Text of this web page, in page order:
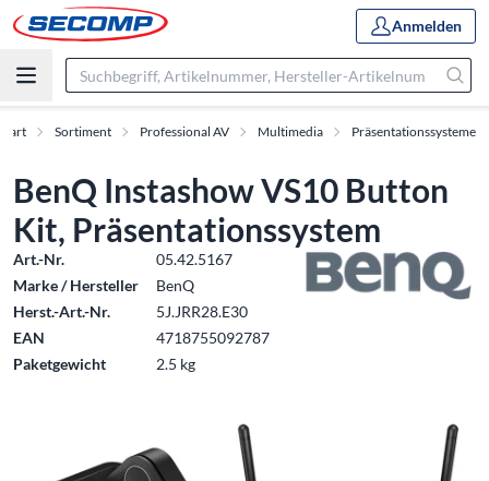
Anmelden
Start Sortiment Professional AV Multimedia Präsentationssysteme
BenQ Instashow VS10 Button
Kit, Präsentationssystem
Art.-Nr.
05.42.5167
Marke / Hersteller
BenQ
Herst.-Art.-Nr.
5J.JRR28.E30
EAN
4718755092787
Paketgewicht
2.5 kg